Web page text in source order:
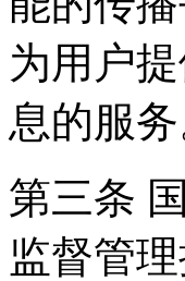
为用户
息的服务
第三条
监督管